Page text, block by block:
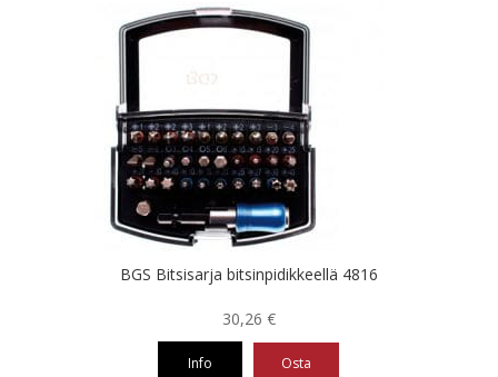
BGS Bitsisarja bitsinpidikkeellä 4816
30,26 €
Info Osta